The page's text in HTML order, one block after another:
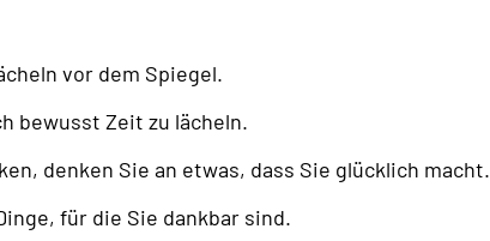
vor dem Spiegel.
bewusst Zeit zu lächeln.
denken Sie an etwas, dass Sie glücklich macht.
für die Sie dankbar sind.